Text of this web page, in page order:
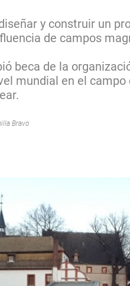
y construir un
de campos
beca de la
mundial en el campo
Bravo